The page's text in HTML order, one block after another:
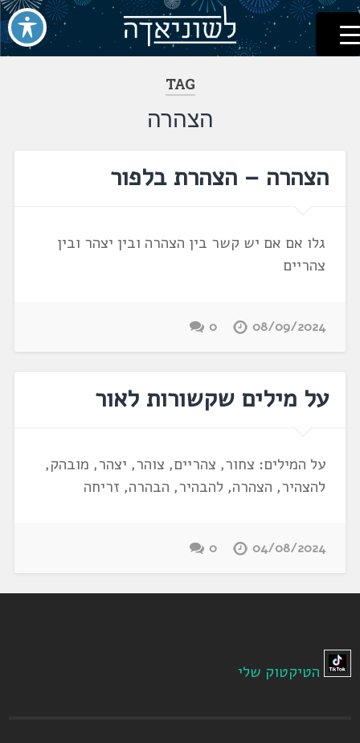
דלג
לתוכן
לשוניאדה
עברית. לשון. שפה
TAG
הצהרה
הצהרה – הצהרת בלפור
גלו אם אם יש קשר בין הצהרה ובין יצהר ובין
צהריים
08/09/2024
0
על מילים שקשורות לאור
על המילים: צחור, צהריים, צוהר, יצהר, מובהק,
להצהיר, הצהרה, להבהיר, הבהרה, זריחה
04/08/2024
0
הטיקטוק שלי